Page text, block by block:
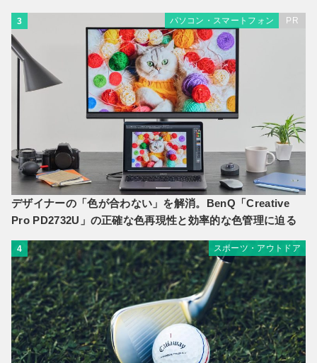
3 パソコン・スマートフォン PR
デザイナーの「色が合わない」を解消。BenQ「Creative
Pro PD2732U」の正確な色再現性と効率的な色管理に迫る
4 スポーツ・アウトドア